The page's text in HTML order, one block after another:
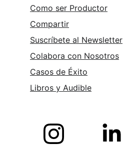
Como ser Productor
Compartir
Suscríbete al Newsletter
Colabora con Nosotros
Casos de Éxito
Libros y Audible